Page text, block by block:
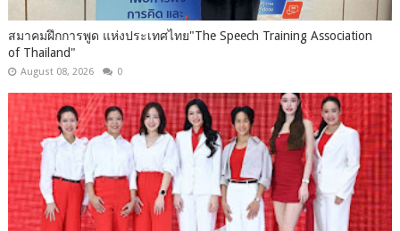
สมาคมฝึกการพูด แห่งประเทศไทย"The Speech Training Association
of Thailand"
August 08, 2026 0